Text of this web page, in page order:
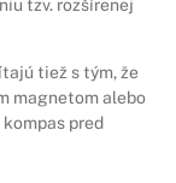
tzv. rozšírenej
tiež s tým, že
magnetom alebo
pred